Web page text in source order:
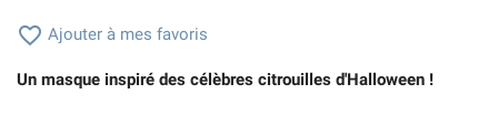
 Ajouter à mes favoris
Un masque inspiré des célèbres citrouilles d'Halloween !